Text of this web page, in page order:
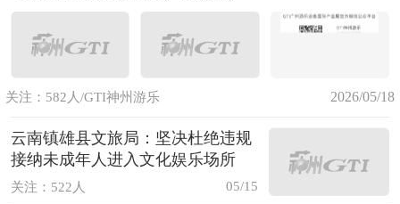
关注：582人/GTI神州游乐 2026/05/18
云南镇雄县文旅局：坚决杜绝违规
接纳未成年人进入文化娱乐场所
关注：522人 05/15